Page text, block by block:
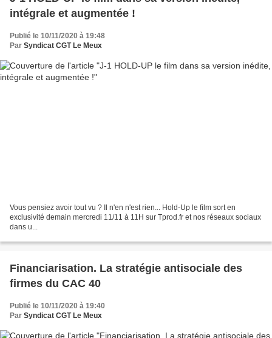
intégrale et augmentée !
Publié le 10/11/2020 à 19:48
Par Syndicat CGT Le Meux
Vous pensiez avoir tout vu ? Il n'en n'est rien... Hold-Up le film sort en
exclusivité demain mercredi 11/11 à 11H sur Tprod.fr et nos réseaux sociaux
dans u...
Financiarisation. La stratégie antisociale des
firmes du CAC 40
Publié le 10/11/2020 à 19:40
Par Syndicat CGT Le Meux